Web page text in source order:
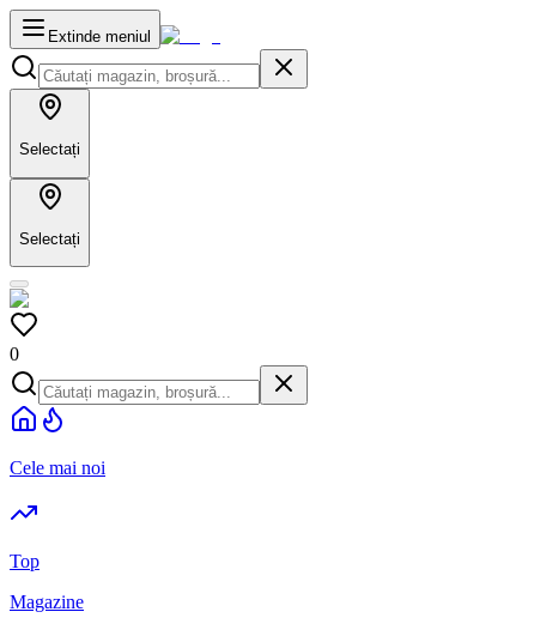
Extinde meniul
Selectați
Selectați
0
Cele mai noi
Top
Magazine